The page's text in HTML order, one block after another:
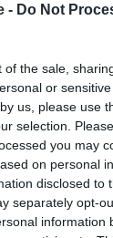
- Do Not
of the sale,
or
us, please use
selection.
you may
on personal
disclosed to
separately opt-
information
2015 Kan
Vi
för att
Gasa (108)